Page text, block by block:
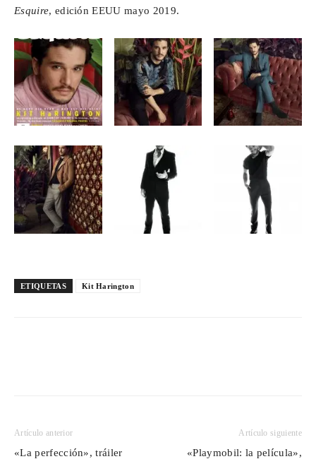
Esquire, edición EEUU mayo 2019.
ETIQUETAS Kit Harington
Artículo anterior
«La perfección», tráiler
Artículo siguiente
«Playmobil: la película»,